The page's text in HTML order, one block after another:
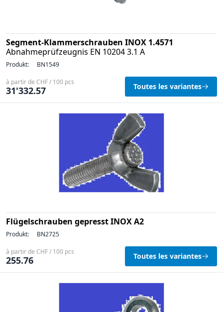
Segment-Klammerschrauben INOX 1.4571
Abnahmeprüfzeugnis EN 10204 3.1 A
Produkt: BN1549
à partir de CHF / 100 pcs
31'332.57 Toutes les variantes
Flügelschrauben gepresst INOX A2
Produkt: BN2725
à partir de CHF / 100 pcs
255.76 Toutes les variantes